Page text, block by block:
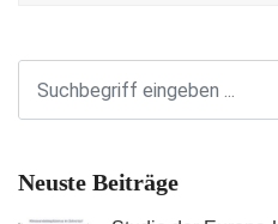
Neuste Beiträge